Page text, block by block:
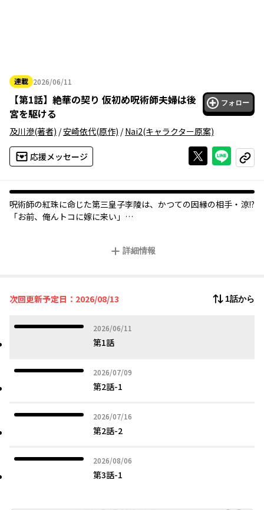
連載 2026/06/11
2026年06月11日
【第1話】 絶華の契り 仮初め呪術師夫婦は後
宮を駆ける
フォロー
及川滲(著者) /安崎依代(原作) /Nai2(キャラクター原案)
応援メッセージ Xで投稿する
ライン
コピー
呪術師の紅珠に命じた第三皇子李陵は、かつての因縁の相手・涼!?
「お前、俺んトコに嫁に来い」
つまり「嫁入り＝救難信号」、紅珠の助けが必要な事態が起きて
最強夫婦(仮)が駆け巡る、中華討魔ファンタジー☆！
詳細情報
次回更新予定日：2026/08/13 1話から
2026/06/11
2026年06月11日
第1話
2026/07/09
2026年07月09日
第2話-1
2026/07/16
2026年07月16日
第2話-2
2026/08/06
2026年08月06日
第3話-1